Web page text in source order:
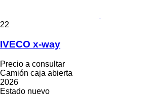
22
IVECO x-way
Precio a consultar
Camión caja abierta
2026
Estado nuevo